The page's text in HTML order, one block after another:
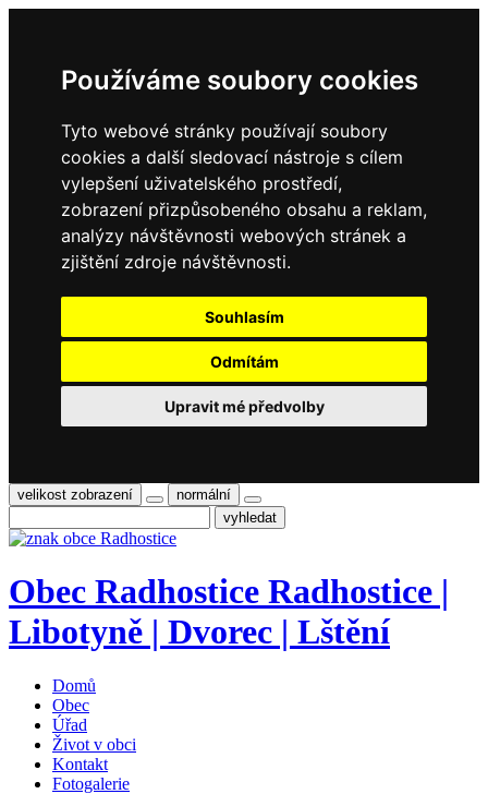
Používáme soubory cookies
Tyto webové stránky používají soubory
cookies a další sledovací nástroje s cílem
vylepšení uživatelského prostředí,
zobrazení přizpůsobeného obsahu a reklam,
analýzy návštěvnosti webových stránek a
zjištění zdroje návštěvnosti.
Souhlasím
Odmítám
Upravit mé předvolby
velikost zobrazení normální
Obec Radhostice Radhostice |
Libotyně | Dvorec | Lštění
Domů
Obec
Úřad
Život v obci
Kontakt
Fotogalerie